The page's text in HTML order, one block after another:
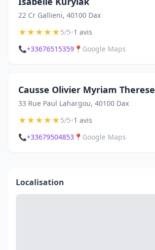
22 Cr Gallieni, 40100 Dax
★★★★★5/5•1 avis
📞+33676515359 📍 Google Maps
Causse Olivier Myriam Therese
33 Rue Paul Lahargou, 40100 Dax
★★★★★5/5•1 avis
📞+33679504853 📍 Google Maps
Localisation